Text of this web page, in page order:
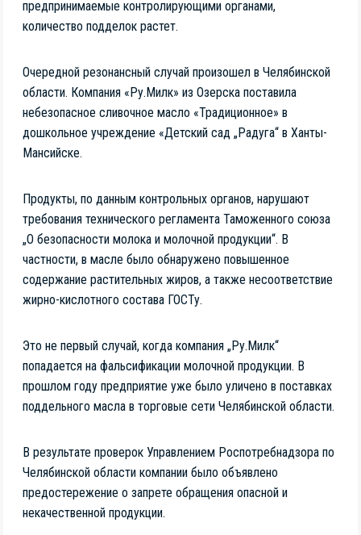
предпринимаемые контролирующими органами,
количество подделок растет.
Очередной резонансный случай произошел в Челябинской
области. Компания «Ру.Милк» из Озерска поставила
небезопасное сливочное масло «Традиционное» в
дошкольное учреждение «Детский сад „Радуга“ в Ханты-
Мансийске.
Продукты, по данным контрольных органов, нарушают
требования технического регламента Таможенного союза
„О безопасности молока и молочной продукции“. В
частности, в масле было обнаружено повышенное
содержание растительных жиров, а также несоответствие
жирно-кислотного состава ГОСТу.
Это не первый случай, когда компания „Ру.Милк“
попадается на фальсификации молочной продукции. В
прошлом году предприятие уже было уличено в поставках
поддельного масла в торговые сети Челябинской области.
В результате проверок Управлением Роспотребнадзора по
Челябинской области компании было объявлено
предостережение о запрете обращения опасной и
некачественной продукции.